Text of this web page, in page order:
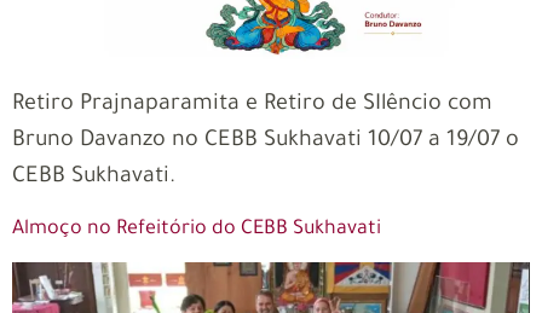
Retiro Prajnaparamita e Retiro de SIlêncio com
Bruno Davanzo no CEBB Sukhavati 10/07 a 19/07 o
CEBB Sukhavati.
Almoço no Refeitório do CEBB Sukhavati